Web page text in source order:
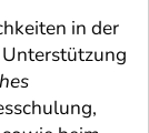
in der